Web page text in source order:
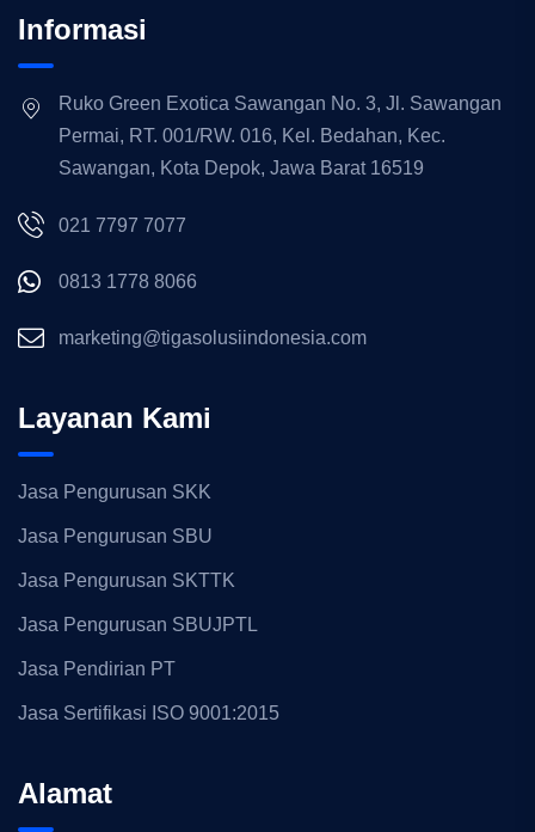
Informasi
Ruko Green Exotica Sawangan No. 3, Jl. Sawangan
Permai, RT. 001/RW. 016, Kel. Bedahan, Kec.
Sawangan, Kota Depok, Jawa Barat 16519
021 7797 7077
0813 1778 8066
marketing@tigasolusiindonesia.com
Layanan Kami
Jasa Pengurusan SKK
Jasa Pengurusan SBU
Jasa Pengurusan SKTTK
Jasa Pengurusan SBUJPTL
Jasa Pendirian PT
Jasa Sertifikasi ISO 9001:2015
Alamat